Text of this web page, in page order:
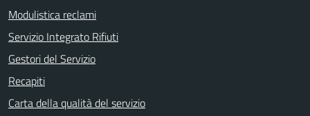
Modulistica reclami
Servizio Integrato Rifiuti
Gestori del Servizio
Recapiti
Carta della qualità del servizio